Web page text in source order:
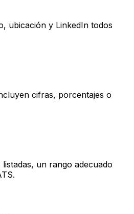
ubicación y LinkedIn todos
cifras, porcentajes o
listadas, un rango adecuado